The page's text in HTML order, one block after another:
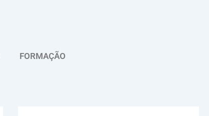
FORMAÇÃO
u